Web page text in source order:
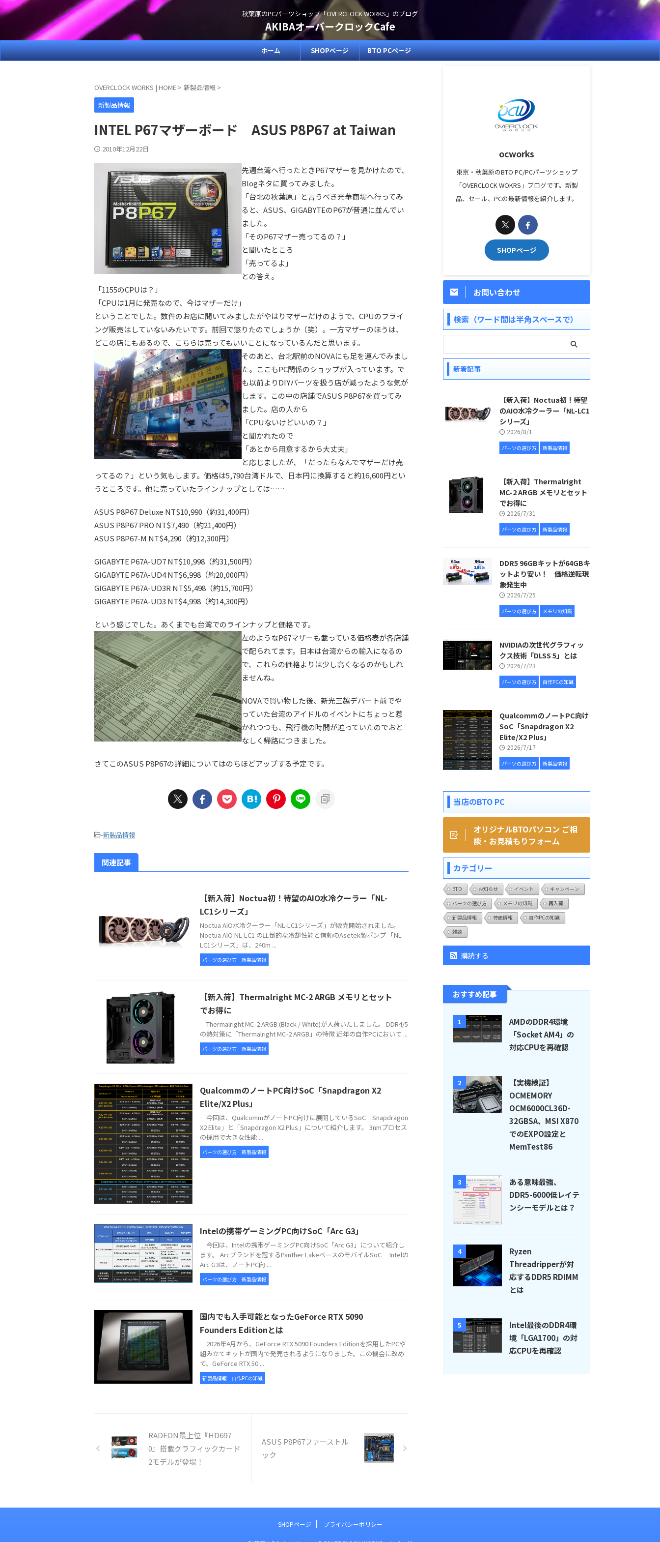
秋葉原のPCパーツショップ「OVERCLOCK WORKS」のブログ
AKIBAオーバークロックCafe
ホーム SHOPページ BTO PCページ
OVERCLOCK WORKS | HOME > 新製品情報 >
新製品情報
INTEL P67マザーボード ASUS P8P67 at Taiwan
2010年12月22日
先週台湾へ行ったときP67マザーを見かけたので、
Blogネタに買ってみました。
「台北の秋葉原」と言うべき光華商場へ行ってみ
ると、ASUS、GIGABYTEのP67が普通に並んでい
ました。
「そのP67マザー売ってるの？」
と聞いたところ
「売ってるよ」
との答え。
「1155のCPUは？」
「CPUは1月に発売なので、今はマザーだけ」
ということでした。数件のお店に聞いてみましたがやはりマザーだけのようで、CPUのフライ
ング販売はしていないみたいです。前回で懲りたのでしょうか（笑）。一方マザーのほうは、
どこの店にもあるので、こちらは売ってもいいことになっているんだと思います。
そのあと、台北駅前のNOVAにも足を運んでみまし
た。ここもPC関係のショップが入っています。で
も以前よりDIYパーツを扱う店が減ったような気が
します。この中の店舗でASUS P8P67を買ってみ
ました。店の人から
「CPUないけどいいの？」
と聞かれたので
「あとから用意するから大丈夫」
と応じましたが、「だったらなんでマザーだけ売
ってるの？」という気もします。価格は5,790台湾ドルで、日本円に換算すると約16,600円とい
うところです。他に売っていたラインナップとしては……
ASUS P8P67 Deluxe NT$10,990（約31,400円）
ASUS P8P67 PRO NT$7,490（約21,400円）
ASUS P8P67-M NT$4,290（約12,300円）
GIGABYTE P67A-UD7 NT$10,998（約31,500円）
GIGABYTE P67A-UD4 NT$6,998（約20,000円）
GIGABYTE P67A-UD3R NT$5,498（約15,700円）
GIGABYTE P67A-UD3 NT$4,998（約14,300円）
という感じでした。あくまでも台湾でのラインナップと価格です。
左のようなP67マザーも載っている価格表が各店舗
で配られてます。日本は台湾からの輸入になるの
で、これらの価格よりは少し高くなるのかもしれ
ませんね。
NOVAで買い物した後、新光三越デパート前でや
っていた台湾のアイドルのイベントにちょっと惹
かれつつも、飛行機の時間が迫っていたのでおと
なしく帰路につきました。
さてこのASUS P8P67の詳細についてはのちほどアップする予定です。
-新製品情報
関連記事
【新入荷】Noctua初！待望のAIO水冷クーラー「NL-
LC1シリーズ」
Noctua AIO水冷クーラー「NL-LC1シリーズ」が販売開始されました。
Noctua AIO NL-LC1 の圧倒的な冷却性能と信頼のAsetek製ポンプ 「NL-
LC1シリーズ」は、240m ...
パーツの選び方 新製品情報
【新入荷】Thermalright MC-2 ARGB メモリとセット
でお得に
Thermalright MC-2 ARGB (Black / White)が入荷いたしました。 DDR4/5
の熱対策に「Thermalright MC-2 ARGB」の特徴 近年の自作PCにおいて ...
パーツの選び方 新製品情報
QualcommのノートPC向けSoC「Snapdragon X2
Elite/X2 Plus」
今回は、QualcommがノートPC向けに展開しているSoC「Snapdragon
X2 Elite」と「Snapdragon X2 Plus」について紹介します。 3nmプロセス
の採用で大きな性能 ...
パーツの選び方 新製品情報
Intelの携帯ゲーミングPC向けSoC「Arc G3」
今回は、Intelの携帯ゲーミングPC向けSoC「Arc G3」について紹介し
ます。 Arcブランドを冠するPanther LakeベースのモバイルSoC Intelの
Arc G3は、ノートPC向 ...
パーツの選び方 新製品情報
国内でも入手可能となったGeForce RTX 5090
Founders Editionとは
2026年4月から、GeForce RTX 5090 Founders Editionを採用したPCや
組み立てキットが国内で発売されるようになりました。この機会に改め
て、GeForce RTX 50 ...
新製品情報 自作PCの知識
RADEON最上位『HD697
0』搭載グラフィックカード
2モデルが登場！
ASUS P8P67ファーストル
ック
ocworks
東京・秋葉原のBTO PC/PCパーツショップ
「OVERCLOCK WOKRS」ブログです。新製
品、セール、PCの最新情報を紹介します。
SHOPページ
お問い合わせ
検索（ワード間は半角スペースで）
新着記事
【新入荷】Noctua初！待望
のAIO水冷クーラー「NL-LC1
シリーズ」
2026/8/1
パーツの選び方 新製品情報
【新入荷】Thermalright
MC-2 ARGB メモリとセット
でお得に
2026/7/31
パーツの選び方 新製品情報
DDR5 96GBキットが64GBキ
ットより安い！ 価格逆転現
象発生中
2026/7/25
パーツの選び方 メモリの知識
NVIDIAの次世代グラフィッ
クス技術「DLSS 5」とは
2026/7/23
パーツの選び方 自作PCの知識
QualcommのノートPC向け
SoC「Snapdragon X2
Elite/X2 Plus」
2026/7/17
パーツの選び方 新製品情報
当店のBTO PC
オリジナルBTOパソコン ご相
談・お見積もりフォーム
カテゴリー
BTO お知らせ イベント
キャンペーン
パーツの選び方
メモリの知識
再入荷
新製品情報
特価情報
自作PCの知識
雑談
購読する
おすすめ記事
1
AMDのDDR4環境
「Socket AM4」の
対応CPUを再確認
2
【実機検証】
OCMEMORY
OCM6000CL36D-
32GBSA、MSI X870
でのEXPO設定と
MemTest86
3
ある意味最強、
DDR5-6000低レイテ
ンシーモデルとは？
4
Ryzen
Threadripperが対
応するDDR5 RDIMM
とは
5
Intel最後のDDR4環
境「LGA1700」の対
応CPUを再確認
SHOPページ プライバシーポリシー